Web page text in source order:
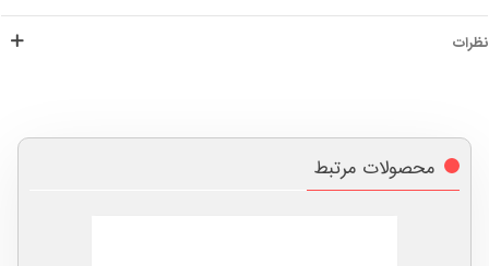
نظرات
محصولات مرتبط